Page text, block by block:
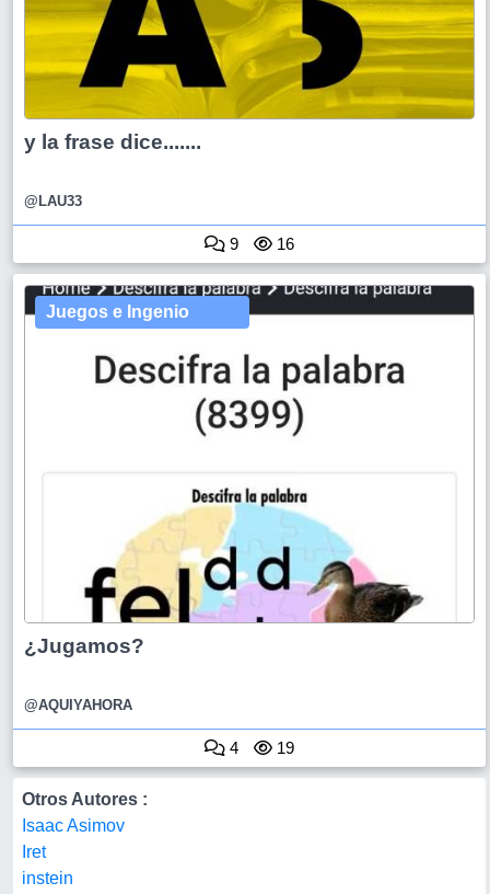
y la frase dice.......
@LAU33
9 16
Juegos e Ingenio
¿Jugamos?
@AQUIYAHORA
4 19
Otros Autores :
Isaac Asimov
Iret
instein